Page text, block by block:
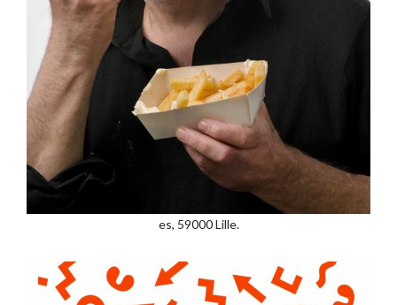
es, 59000 Lille.